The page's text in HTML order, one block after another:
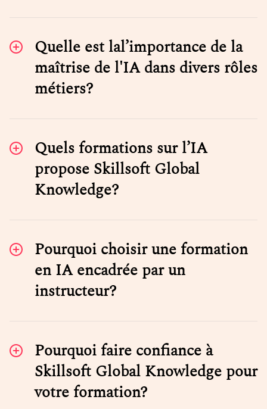
Quelle est lal’importance de la
maîtrise de l'IA dans divers rôles
métiers?
Quels formations sur l’IA
propose Skillsoft Global
Knowledge?
Pourquoi choisir une formation
en IA encadrée par un
instructeur?
Pourquoi faire confiance à
Skillsoft Global Knowledge pour
votre formation?